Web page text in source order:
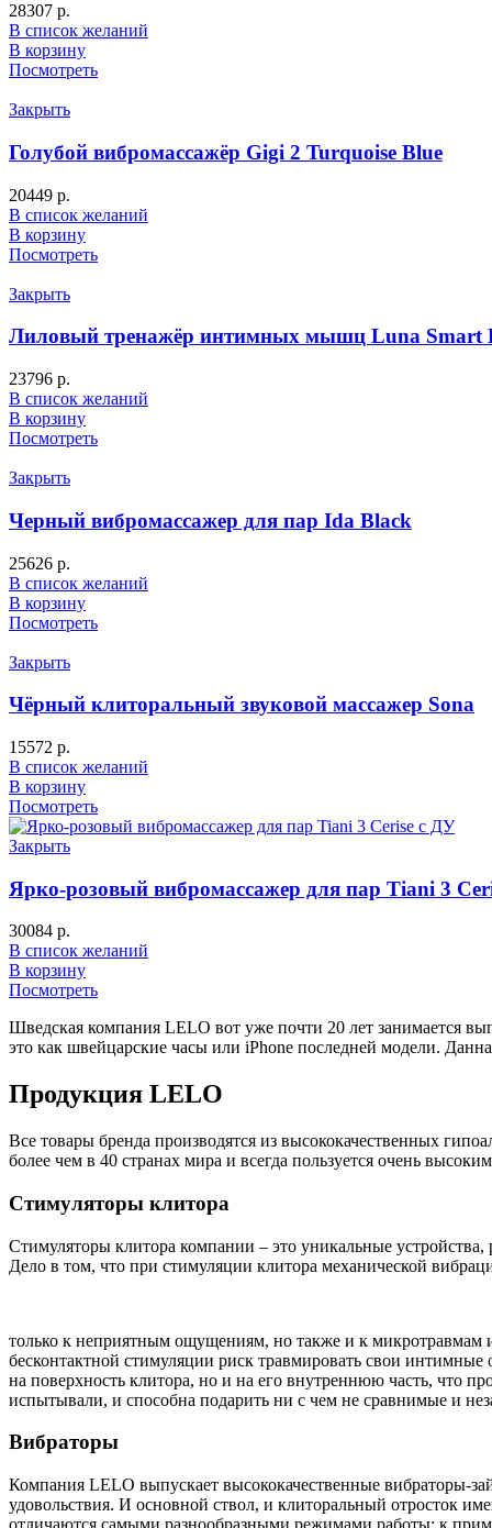
28307 р.
В список желаний
В корзину
Посмотреть
Закрыть
Голубой вибромассажёр Gigi 2 Turquoise Blue
20449 р.
В список желаний
В корзину
Посмотреть
Закрыть
Лиловый тренажёр интимных мышц Luna Smart
23796 р.
В список желаний
В корзину
Посмотреть
Закрыть
Черный вибромассажер для пар Ida Black
25626 р.
В список желаний
В корзину
Посмотреть
Закрыть
Чёрный клиторальный звуковой массажер Sona
15572 р.
В список желаний
В корзину
Посмотреть
Закрыть
Ярко-розовый вибромассажер для пар Tiani 3
30084 р.
В список желаний
В корзину
Посмотреть
Шведская компания LELO вот уже почти 20 лет занимается
это как швейцарские часы или iPhone последней модели.
Продукция LELO
Все товары бренда производятся из высококачественных
более чем в 40 странах мира и всегда пользуется очень
Стимуляторы клитора
Стимуляторы клитора компании – это уникальные
Дело в том, что при стимуляции клитора механической
только к неприятным ощущениям, но также и к микротравмам
бесконтактной стимуляции риск травмировать свои
на поверхность клитора, но и на его внутреннюю часть, что
испытывали, и способна подарить ни с чем не сравнимые и
Вибраторы
Компания LELO выпускает высококачественные вибраторы-
удовольствия. И основной ствол, и клиторальный
отличаются самыми разнообразными режимами работы: к